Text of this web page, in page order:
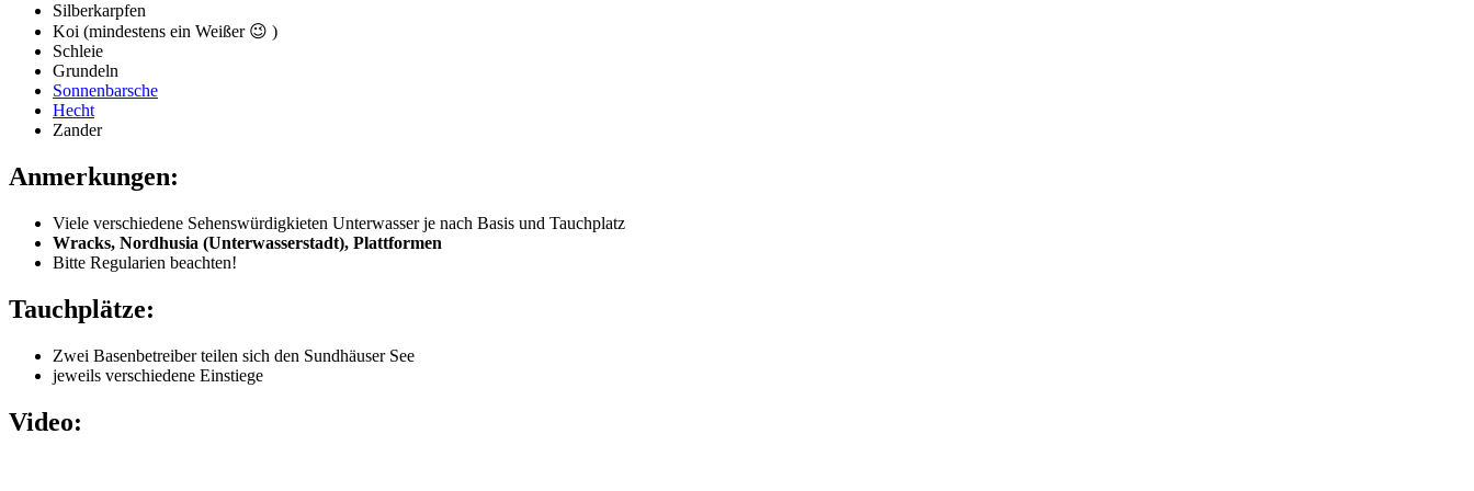
Silberkarpfen
Koi (mindestens ein Weißer 😉 )
Schleie
Grundeln
Sonnenbarsche
Hecht
Zander
Anmerkungen:
Viele verschiedene Sehenswürdigkieten Unterwasser je nach Basis und Tauchplatz
Wracks, Nordhusia (Unterwasserstadt), Plattformen
Bitte Regularien beachten!
Tauchplätze:
Zwei Basenbetreiber teilen sich den Sundhäuser See
jeweils verschiedene Einstiege
Video: